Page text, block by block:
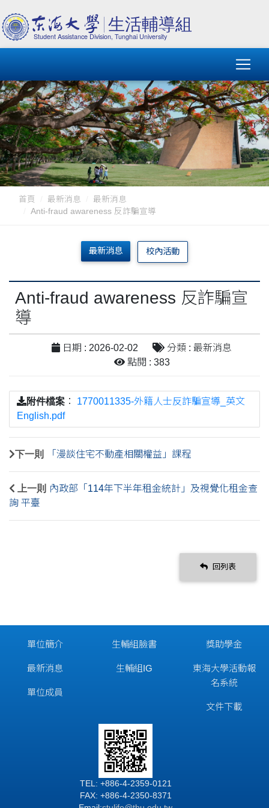
首頁 最新消息
最新消息
Anti-fraud awareness 反詐騙宣導
最新消息 校內活動
Anti-fraud awareness 反詐騙宣
導
日期 : 2026-02-02
分類 : 最新消息
點閱 : 383
附件檔案 ： 1770011335-外籍人士反詐騙宣導_英文
English.pdf
下一則 「漫談住宅不動產相關權益」課程
上一則
內政部「114年下半年租金統計」及視覺化租金查
詢 平臺
回列表
單位簡介
最新消息
單位成員
生輔組臉書
生輔組IG
獎助學金
東海大學活動報
名系統
文件下載
TEL: +886-4-2359-0121
FAX: +886-4-2350-8371